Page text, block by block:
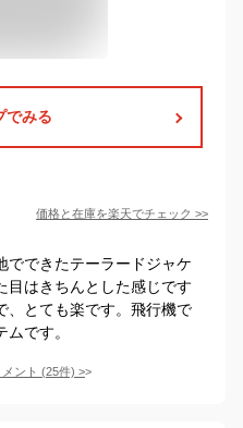
でみる
価格と在庫を楽天でチェック >>
でできたテーラードジャケ
目はきちんとした感じです
、とても楽です。飛行機で
です。
ント (25件) >